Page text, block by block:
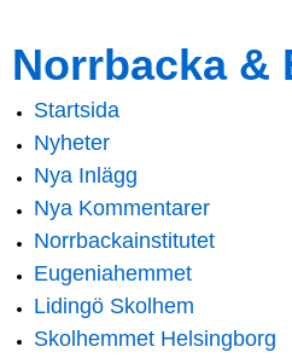
main
content
navigation
Norrbacka &
Main menu
Startsida
Nyheter
Nya Inlägg
Nya Kommentarer
Norrbackainstitutet
Eugeniahemmet
Lidingö Skolhem
Skolhemmet Helsingborg